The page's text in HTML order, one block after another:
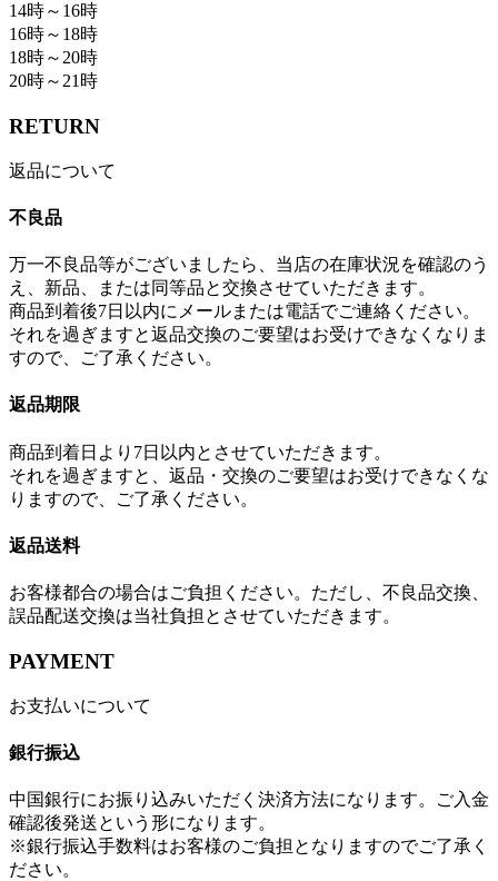
14時～16時
16時～18時
18時～20時
20時～21時
RETURN
返品について
不良品
万一不良品等がございましたら、当店の在庫状況を確認のう
え、新品、または同等品と交換させていただきます。
商品到着後7日以内にメールまたは電話でご連絡ください。
それを過ぎますと返品交換のご要望はお受けできなくなりま
すので、ご了承ください。
返品期限
商品到着日より7日以内とさせていただきます。
それを過ぎますと、返品・交換のご要望はお受けできなくな
りますので、ご了承ください。
返品送料
お客様都合の場合はご負担ください。ただし、不良品交換、
誤品配送交換は当社負担とさせていただきます。
PAYMENT
お支払いについて
銀行振込
中国銀行にお振り込みいただく決済方法になります。ご入金
確認後発送という形になります。
※銀行振込手数料はお客様のご負担となりますのでご了承く
ださい。